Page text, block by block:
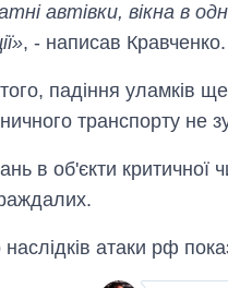
автівки, вікна в
, - написав Кравченко.
падіння уламків
транспорту не
в об'єкти критичної
атаки рф